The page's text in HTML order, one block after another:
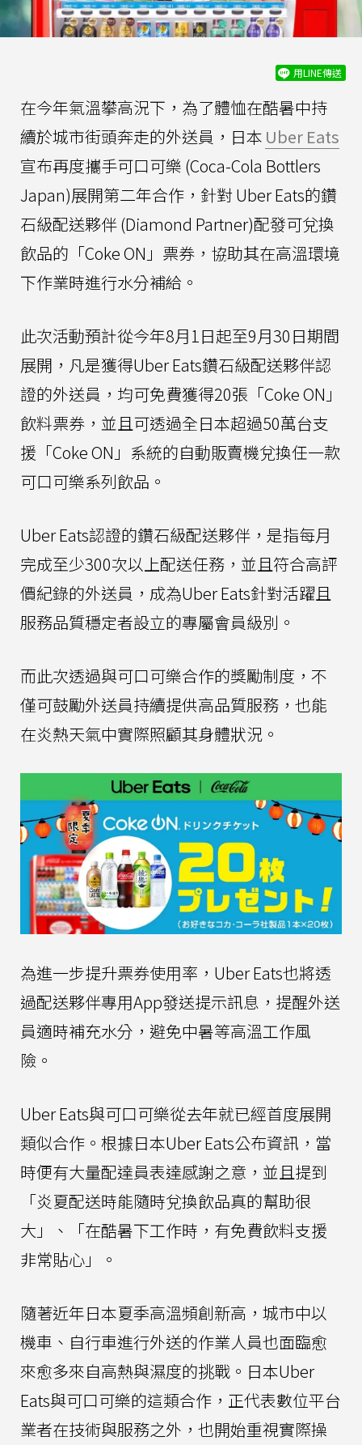
用LINE傳送
在今年氣溫攀高況下，為了體恤在酷暑中持
續於城市街頭奔走的外送員，日本 Uber Eats
宣布再度攜手可口可樂 (Coca-Cola Bottlers
Japan)展開第二年合作，針對 Uber Eats的鑽
石級配送夥伴 (Diamond Partner)配發可兌換
飲品的「Coke ON」票券，協助其在高溫環境
下作業時進行水分補給。
此次活動預計從今年8月1日起至9月30日期間
展開，凡是獲得Uber Eats鑽石級配送夥伴認
證的外送員，均可免費獲得20張「Coke ON」
飲料票券，並且可透過全日本超過50萬台支
援「Coke ON」系統的自動販賣機兌換任一款
可口可樂系列飲品。
Uber Eats認證的鑽石級配送夥伴，是指每月
完成至少300次以上配送任務，並且符合高評
價紀錄的外送員，成為Uber Eats針對活躍且
服務品質穩定者設立的專屬會員級別。
而此次透過與可口可樂合作的獎勵制度，不
僅可鼓勵外送員持續提供高品質服務，也能
在炎熱天氣中實際照顧其身體狀況。
為進一步提升票券使用率，Uber Eats也將透
過配送夥伴專用App發送提示訊息，提醒外送
員適時補充水分，避免中暑等高溫工作風
險。
Uber Eats與可口可樂從去年就已經首度展開
類似合作。根據日本Uber Eats公布資訊，當
時便有大量配達員表達感謝之意，並且提到
「炎夏配送時能隨時兌換飲品真的幫助很
大」、「在酷暑下工作時，有免費飲料支援
非常貼心」。
隨著近年日本夏季高溫頻創新高，城市中以
機車、自行車進行外送的作業人員也面臨愈
來愈多來自高熱與濕度的挑戰。日本Uber
Eats與可口可樂的這類合作，正代表數位平台
業者在技術與服務之外，也開始重視實際操